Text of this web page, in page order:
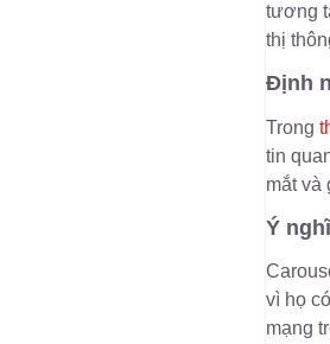
tương
thị
Định
Trong
tin
mắt và
Ý
vì họ
mạng